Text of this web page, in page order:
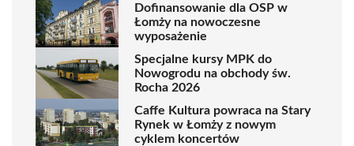
Dofinansowanie dla OSP w
Łomży na nowoczesne
wyposażenie
Specjalne kursy MPK do
Nowogrodu na obchody św.
Rocha 2026
Caffe Kultura powraca na Stary
Rynek w Łomży z nowym
cyklem koncertów